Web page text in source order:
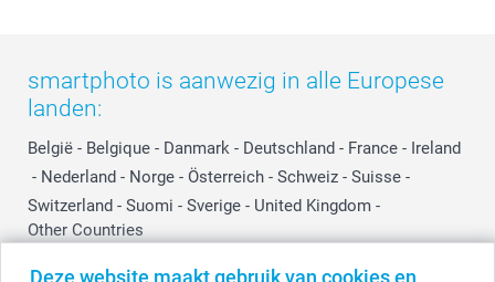
Deze website maakt gebruik van cookies en
smartphoto is aanwezig in alle Europese
landen:
België - Belgique - Danmark - Deutschland - France - Ireland
- Nederland - Norge - Österreich - Schweiz - Suisse -
Switzerland - Suomi - Sverige - United Kingdom -
Other Countries